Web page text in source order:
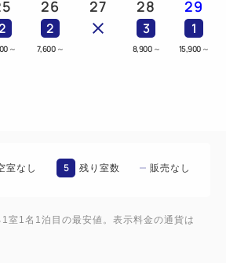
～
26
2
7,600 ～
27 28
3
8,900 ～
29
1
15,900 ～
室なし 5 残り室数 販売なし
室1名1泊目の最安値。表示料金の通貨は